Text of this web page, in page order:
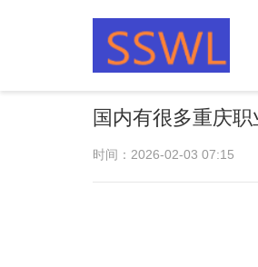
国内有很多重庆
时间：2026-02-03 07:15